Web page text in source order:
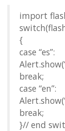
import
{
case “es”:
break;
case “en”:
break;
}// end